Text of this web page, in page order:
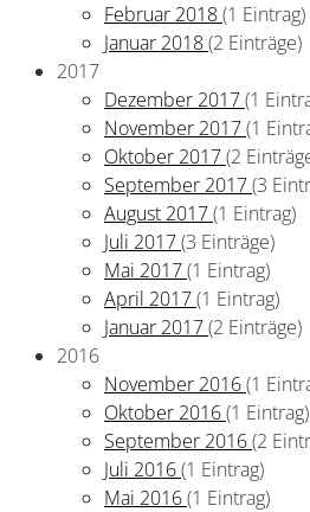
Februar 2018(1 Eintrag)
Januar 2018(2 Einträge)
2017
Dezember 2017(1
November 2017(1
Oktober 2017(2
September 2017(3
August 2017(1 Eintrag)
Juli 2017(3 Einträge)
Mai 2017(1 Eintrag)
April 2017(1 Eintrag)
Januar 2017(2 Einträge)
2016
November 2016(1
Oktober 2016(1 Eintrag)
September 2016(2
Juli 2016(1 Eintrag)
Mai 2016(1 Eintrag)